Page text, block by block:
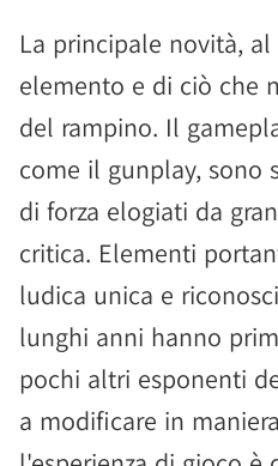
La principale novità,
elemento e di ciò che
del rampino. Il
come il gunplay, sono
di forza elogiati da
critica. Elementi
ludica unica e
lunghi anni hanno
pochi altri esponenti
a modificare in